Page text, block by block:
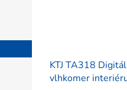
KTJ TA318
vlhkomer